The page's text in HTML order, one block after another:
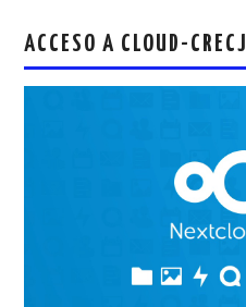
ACCESO A CLOUD-CRECJ